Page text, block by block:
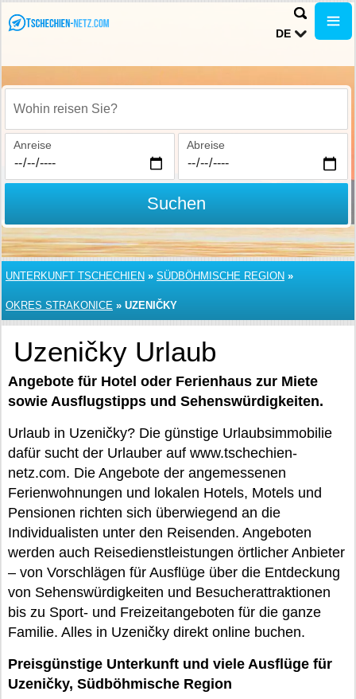
DE
Wohin reisen Sie?
Anreise Abreise
Suchen
UNTERKUNFT TSCHECHIEN » SÜDBÖHMISCHE REGION »
OKRES STRAKONICE » UZENIČKY
Uzeničky Urlaub
Angebote für Hotel oder Ferienhaus zur Miete
sowie Ausflugstipps und Sehenswürdigkeiten.
Urlaub in Uzeničky? Die günstige Urlaubsimmobilie
dafür sucht der Urlauber auf www.tschechien-
netz.com. Die Angebote der angemessenen
Ferienwohnungen und lokalen Hotels, Motels und
Pensionen richten sich überwiegend an die
Individualisten unter den Reisenden. Angeboten
werden auch Reisedienstleistungen örtlicher Anbieter
– von Vorschlägen für Ausflüge über die Entdeckung
von Sehenswürdigkeiten und Besucherattraktionen
bis zu Sport- und Freizeitangeboten für die ganze
Familie. Alles in Uzeničky direkt online buchen.
Preisgünstige Unterkunft und viele Ausflüge für
Uzeničky, Südböhmische Region